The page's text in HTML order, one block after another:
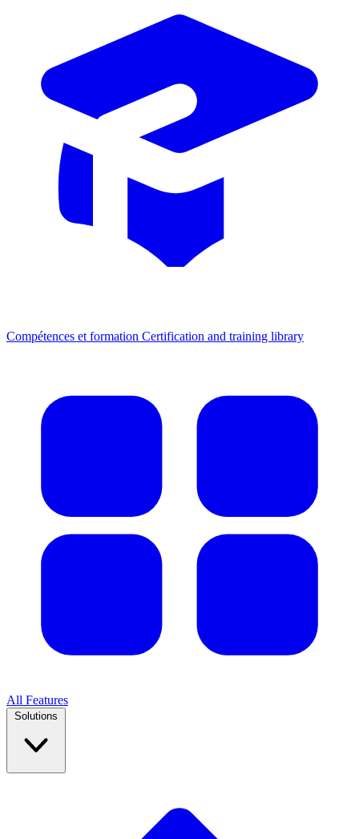
Compétences et formation Certification and training library
All Features